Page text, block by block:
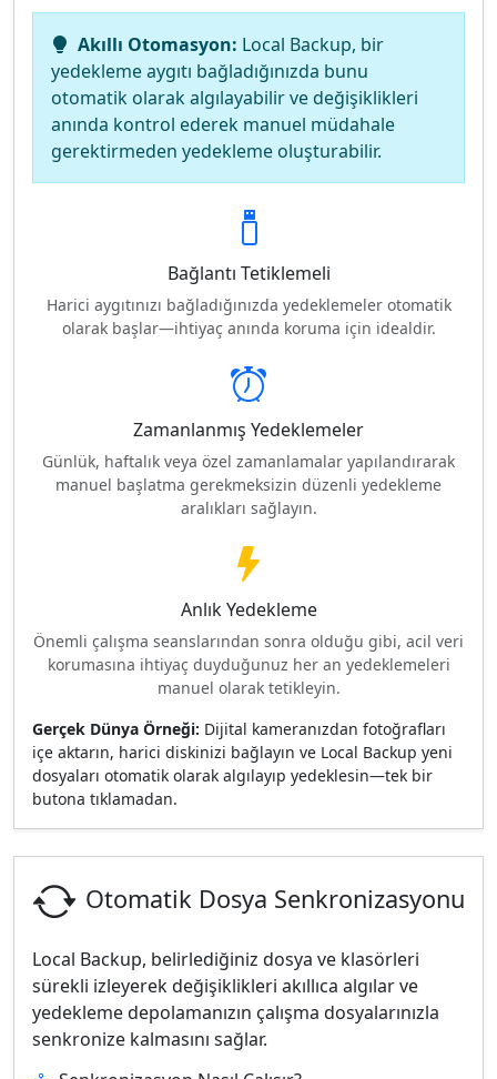
Akıllı Otomasyon: Local Backup, bir
yedekleme aygıtı bağladığınızda bunu
otomatik olarak algılayabilir ve değişiklikleri
anında kontrol ederek manuel müdahale
gerektirmeden yedekleme oluşturabilir.
Bağlantı Tetiklemeli
Harici aygıtınızı bağladığınızda yedeklemeler otomatik
olarak başlar—ihtiyaç anında koruma için idealdir.
Zamanlanmış Yedeklemeler
Günlük, haftalık veya özel zamanlamalar yapılandırarak
manuel başlatma gerekmeksizin düzenli yedekleme
aralıkları sağlayın.
Anlık Yedekleme
Önemli çalışma seanslarından sonra olduğu gibi, acil veri
korumasına ihtiyaç duyduğunuz her an yedeklemeleri
manuel olarak tetikleyin.
Gerçek Dünya Örneği: Dijital kameranızdan fotoğrafları
içe aktarın, harici diskinizi bağlayın ve Local Backup yeni
dosyaları otomatik olarak algılayıp yedeklesin—tek bir
butona tıklamadan.
Otomatik Dosya Senkronizasyonu
Local Backup, belirlediğiniz dosya ve klasörleri
sürekli izleyerek değişiklikleri akıllıca algılar ve
yedekleme depolamanızın çalışma dosyalarınızla
senkronize kalmasını sağlar.